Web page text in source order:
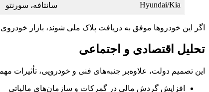
Hyundai/Kia سانتافه، سورنتو
اگر این خودروها موفق به دریافت پلاک ملی شوند، بازار
تحلیل اقتصادی و اجتماعی
این تصمیم دولت، علاوه‌بر جنبه‌های فنی و خودرویی، تأثیرات
افزایش گردش مالی در گمرکات و سازمان‌های مالیاتی